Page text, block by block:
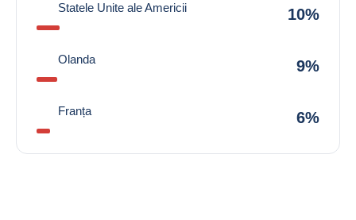
Statele Unite ale Americii 10%
Olanda 9%
Franța 6%